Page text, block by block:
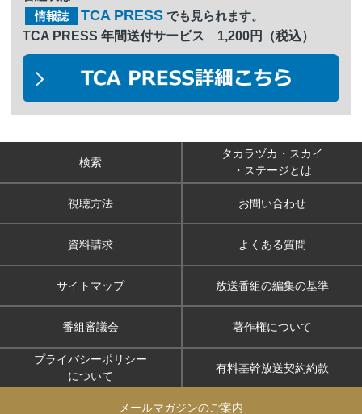
情報誌 TCA PRESS でも見られます。
TCA PRESS 年間送付サービス 1,200円（税込）
検索
タカラヅカ・スカイ
・ステージとは
視聴方法 お問い合わせ
資料請求 よくある質問
サイトマップ 放送番組の編集の基準
番組審議会 著作権について
プライバシーポリシー
について
有料基幹放送契約約款
メールマガジンのご案内